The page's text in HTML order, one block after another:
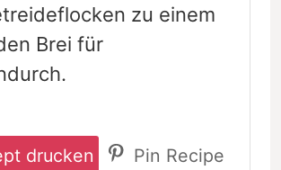
zu einem
Brei für
drucken Pin Recipe